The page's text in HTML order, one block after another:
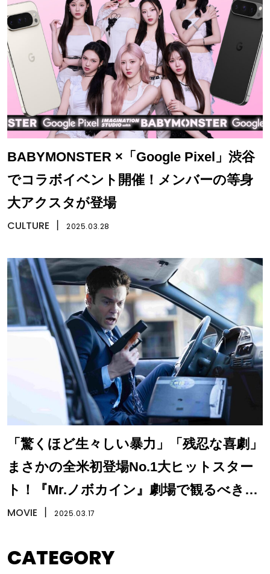
BABYMONSTER ×「Google Pixel」渋谷
でコラボイベント開催！メンバーの等身
大アクスタが登場
CULTURE 2025.03.28
「驚くほど生々しい暴力」「残忍な喜劇」
まさかの全米初登場No.1大ヒットスター
ト！『Mr.ノボカイン』劇場で観るべき理
由は？
MOVIE 2025.03.17
CATEGORY